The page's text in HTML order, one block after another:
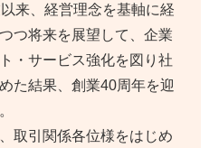
来、経営理念を基軸に経
つ将来を展望して、企業
・サービス強化を図り社
た結果、創業40周年を迎
取引関係各位様をはじめ